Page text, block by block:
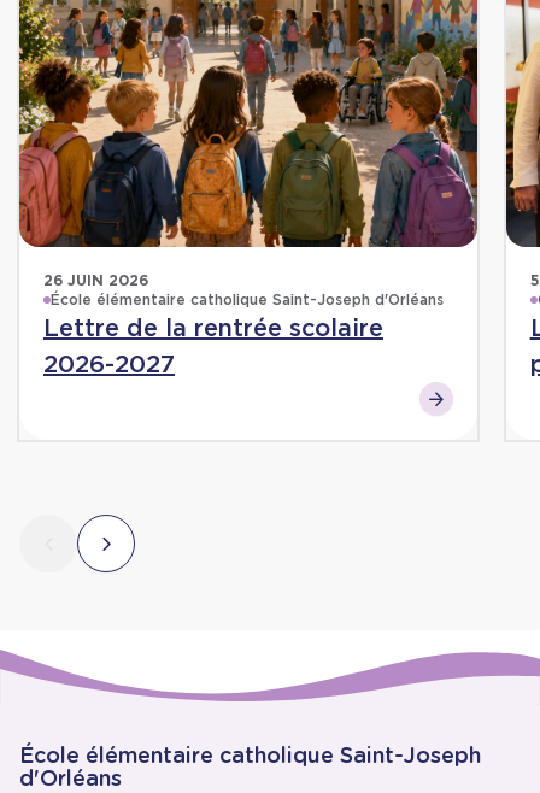
26 JUIN 2026
École élémentaire catholique Saint-Joseph d'Orléans
Lettre de la rentrée scolaire
2026-2027
École élémentaire catholique Saint-Joseph
d'Orléans